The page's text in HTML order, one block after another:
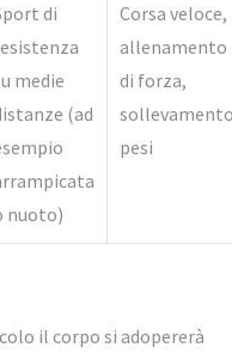
di
medie
(ad
nuoto)
Corsa veloce,
allenamento
di forza,
pesi
il corpo si adopererà